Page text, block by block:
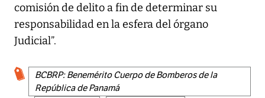
comisión de delito a fin de determinar su
responsabilidad en la esfera del órgano
Judicial”.
BCBRP: Benemérito Cuerpo de Bomberos de la
República de Panamá